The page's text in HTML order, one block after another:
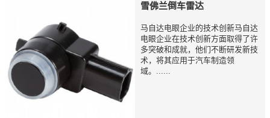
雪佛兰倒车雷达
马自达电眼企业的技术创新马自达
电眼企业在技术创新方面取得了许
多突破和成就，他们不断研发新技
术，将其应用于汽车制造领
域。......